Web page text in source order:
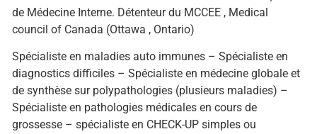
de Médecine Interne. Détenteur du MCCEE , Medical
council of Canada (Ottawa , Ontario)
Spécialiste en maladies auto immunes – Spécialiste en
diagnostics difficiles – Spécialiste en médecine globale et
de synthèse sur polypathologies (plusieurs maladies) –
Spécialiste en pathologies médicales en cours de
grossesse – spécialiste en CHECK-UP simples ou